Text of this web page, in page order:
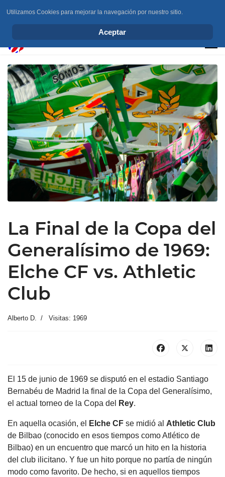
La Final de la Copa del
Generalísimo de 1969:
Elche CF vs. Athletic
Club
Alberto D. Visitas: 1969
El 15 de junio de 1969 se disputó en el estadio Santiago
Bernabéu de Madrid la final de la Copa del Generalísimo,
el actual torneo de la Copa del
Rey.
En aquella ocasión, el Elche CF se midió al Athletic Club
de Bilbao (conocido en esos tiempos como Atlético de
Bilbao) en un encuentro que marcó un hito en la historia
del club ilicitano. Y fue un hito porque no partía de ningún
modo como favorito. De hecho, si en aquellos tiempos
Utilizamos Cookies para mejorar la navegación por nuestro sitio.
Aceptar